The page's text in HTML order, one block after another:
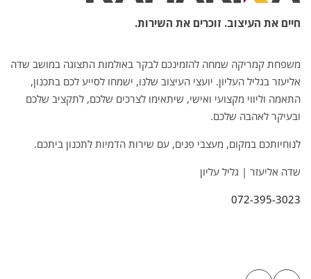
חיים את העיצוב. זוכרים את השירות.
משפחת קמריקה שמחה להזמינכם לבקר באולמות התצוגה במושב שדה
אליעזר בגליל העליון. יועצי העיצוב שלנו, ישמחו לסייע לכם בתכנון,
התאמה וליווי מקצועי ואישי, שיתאימו לצרכים שלכם, לתקציב שלכם
ובעיקר לאהבה שלכם.
לנוחיותכם במקום, מעצבי פנים, עם שירות הדמיות לתכנון ביתכם.
שדה אליעזר | גליל עליון
072-395-3023